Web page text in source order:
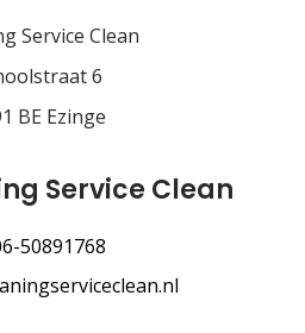
Service Clean
6
BE Ezinge
Service Clean
50891768